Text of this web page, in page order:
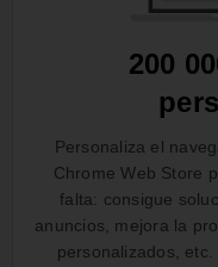
200
Personaliza el
Chrome Web Store
falta: consigue
anuncios, mejora la
personalizados,